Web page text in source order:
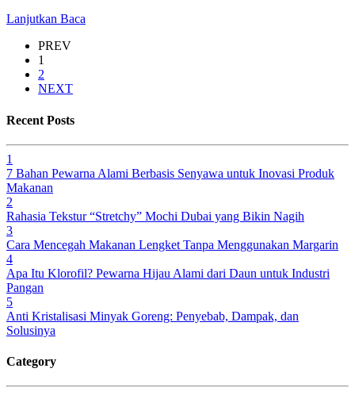
Lanjutkan Baca
PREV
1
2
NEXT
Recent Posts
1
7 Bahan Pewarna Alami Berbasis Senyawa untuk Inovasi Produk
Makanan
2
Rahasia Tekstur “Stretchy” Mochi Dubai yang Bikin Nagih
3
Cara Mencegah Makanan Lengket Tanpa Menggunakan Margarin
4
Apa Itu Klorofil? Pewarna Hijau Alami dari Daun untuk Industri
Pangan
5
Anti Kristalisasi Minyak Goreng: Penyebab, Dampak, dan
Solusinya
Category